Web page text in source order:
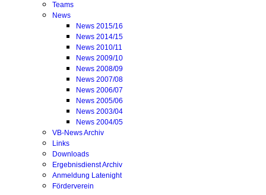
Teams
News
News 2015/16
News 2014/15
News 2010/11
News 2009/10
News 2008/09
News 2007/08
News 2006/07
News 2005/06
News 2003/04
News 2004/05
VB-News Archiv
Links
Downloads
Ergebnisdienst Archiv
Anmeldung Latenight
Förderverein